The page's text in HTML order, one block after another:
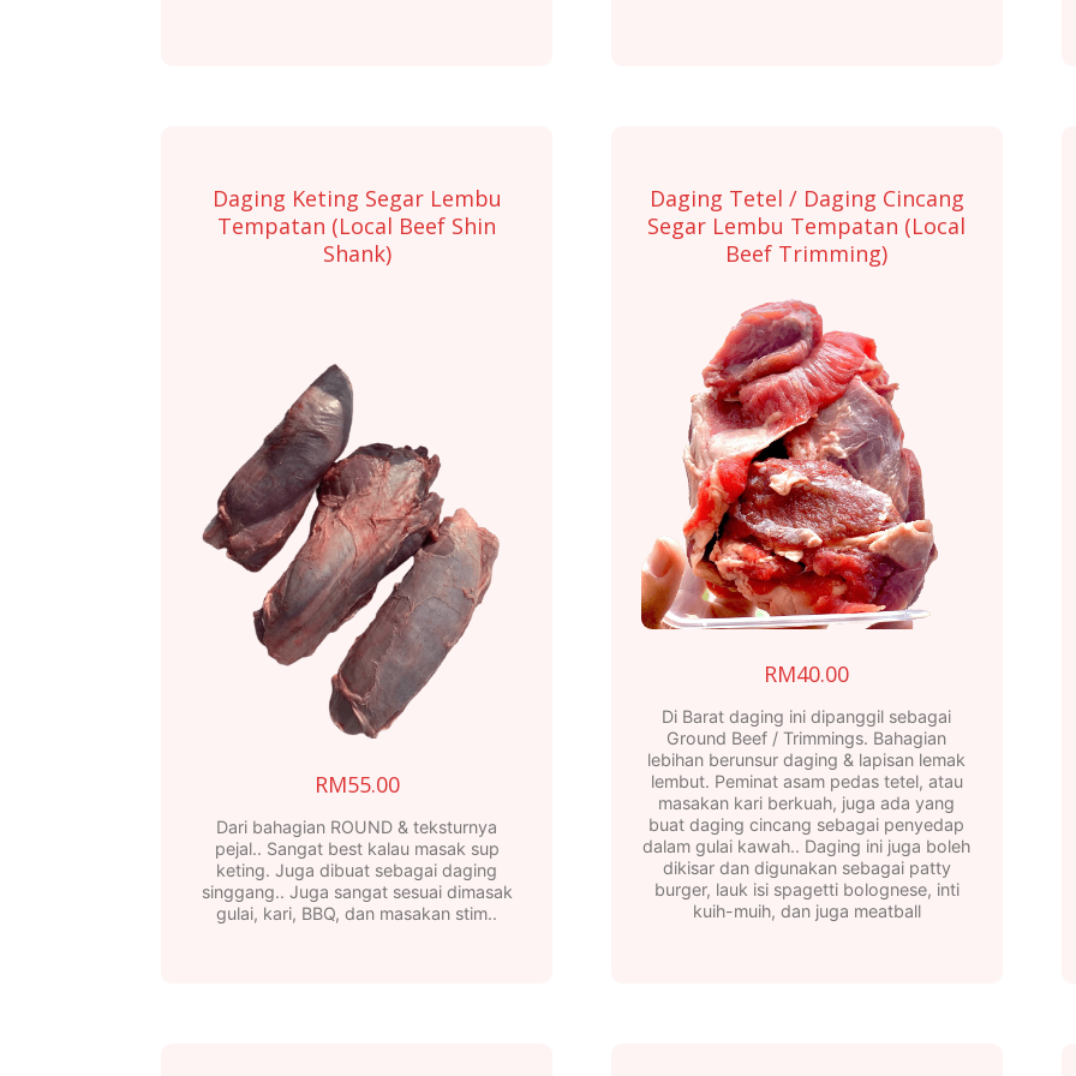
Daging Keting Segar Lembu
Tempatan (Local Beef Shin
Shank)
RM55.00
Dari bahagian ROUND & teksturnya
pejal.. Sangat best kalau masak sup
keting. Juga dibuat sebagai daging
singgang.. Juga sangat sesuai dimasak
gulai, kari, BBQ, dan masakan stim..
Daging Tetel / Daging Cincang
Segar Lembu Tempatan (Local
Beef Trimming)
RM40.00
Di Barat daging ini dipanggil sebagai
Ground Beef / Trimmings. Bahagian
lebihan berunsur daging & lapisan lemak
lembut. Peminat asam pedas tetel, atau
masakan kari berkuah, juga ada yang
buat daging cincang sebagai penyedap
dalam gulai kawah.. Daging ini juga boleh
dikisar dan digunakan sebagai patty
burger, lauk isi spagetti bolognese, inti
kuih-muih, dan juga meatball